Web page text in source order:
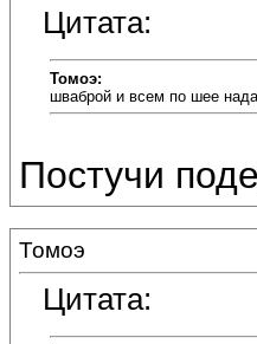
Цитата:
Томоэ:
шваброй и всем по шее
Постучи
Томоэ
Цитата: